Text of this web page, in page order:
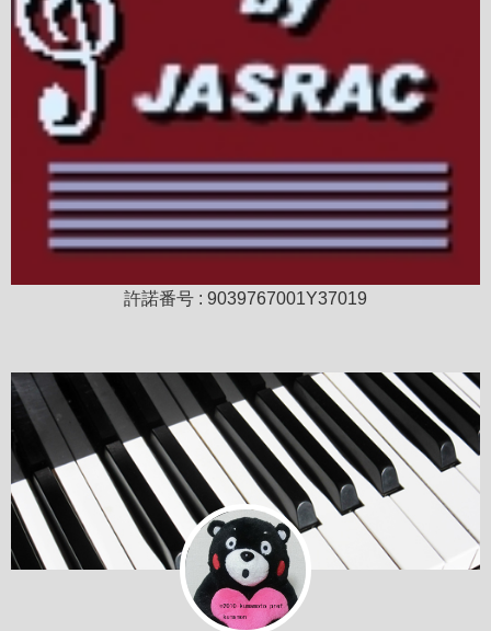
許諾番号 : 9039767001Y37019